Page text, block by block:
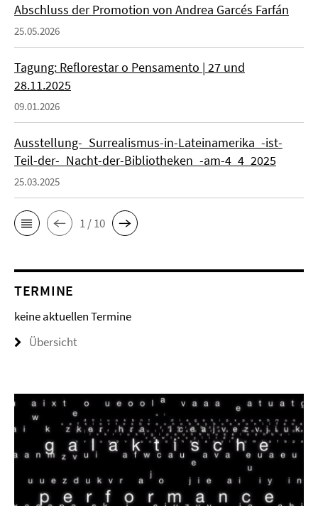
Abschluss der Promotion von Andrea Garcés Farfán
25.05.2026
Tagung: Reflorestar o Pensamento | 27 und
28.11.2025
09.01.2026
Ausstellung-_Surrealismus-in-Lateinamerika_-ist-
Teil-der-_Nacht-der-Bibliotheken_-am-4_4_2025
25.03.2025
1 / 10
TERMINE
keine aktuellen Termine
Übersicht